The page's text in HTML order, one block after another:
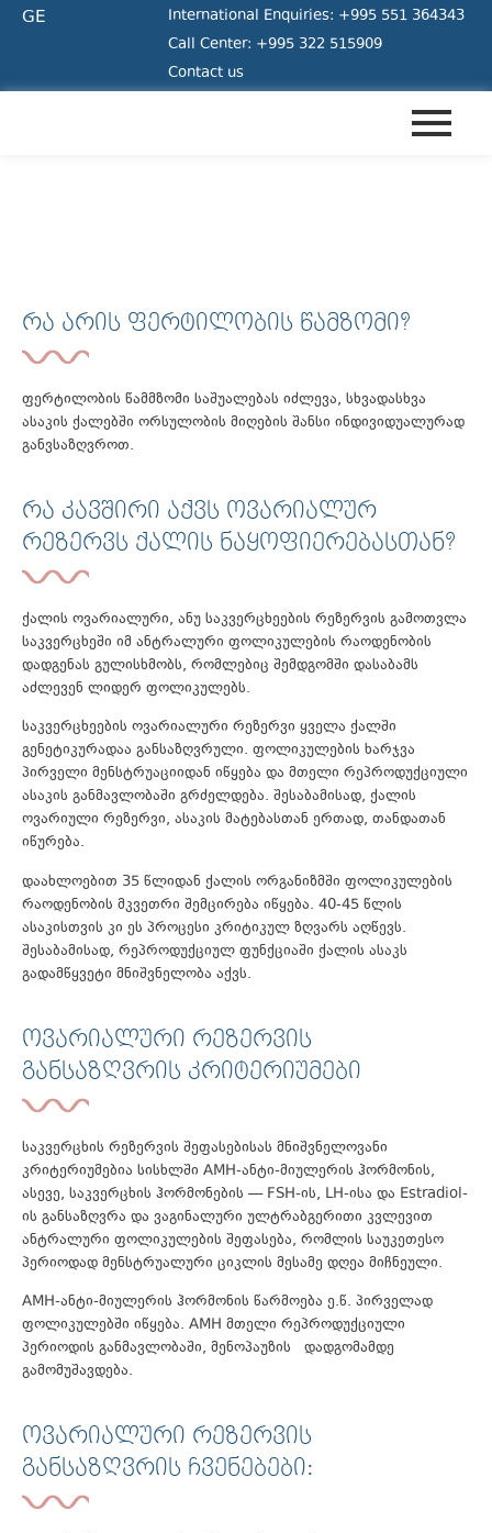
GE
International Enquiries: +995 551 364343
Call Center: +995 322 515909
Contact us
ᲠᲐ ᲐᲠᲘᲡ ᲤᲔᲠᲢᲘᲚᲝᲑᲘᲡ ᲬᲐᲛᲖᲝᲛᲘ?
ფერტილობის წამმზომი საშუალებას იძლევა, სხვადასხვა
ასაკის ქალებში ორსულობის მიღების შანსი ინდივიდუალურად
განვსაზღვროთ.
ᲠᲐ ᲙᲐᲕᲨᲘᲠᲘ ᲐᲥᲕᲡ ᲝᲕᲐᲠᲘᲐᲚᲣᲠ
ᲠᲔᲖᲔᲠᲕᲡ ᲥᲐᲚᲘᲡ ᲜᲐᲧᲝᲤᲘᲔᲠᲔᲑᲐᲡᲗᲐᲜ?
ქალის ოვარიალური, ანუ საკვერცხეების რეზერვის გამოთვლა
საკვერცხეში იმ ანტრალური ფოლიკულების რაოდენობის
დადგენას გულისხმობს, რომლებიც შემდგომში დასაბამს
აძლევენ ლიდერ ფოლიკულებს.
საკვერცხეების ოვარიალური რეზერვი ყველა ქალში
გენეტიკურადაა განსაზღვრული. ფოლიკულების ხარჯვა
პირველი მენსტრუაციიდან იწყება და მთელი რეპროდუქციული
ასაკის განმავლობაში გრძელდება. შესაბამისად, ქალის
ოვარიული რეზერვი, ასაკის მატებასთან ერთად, თანდათან
იწურება.
დაახლოებით 35 წლიდან ქალის ორგანიზმში ფოლიკულების
რაოდენობის მკვეთრი შემცირება იწყება. 40-45 წლის
ასაკისთვის კი ეს პროცესი კრიტიკულ ზღვარს აღწევს.
შესაბამისად, რეპროდუქციულ ფუნქციაში ქალის ასაკს
გადამწყვეტი მნიშვნელობა აქვს.
ᲝᲕᲐᲠᲘᲐᲚᲣᲠᲘ ᲠᲔᲖᲔᲠᲕᲘᲡ
ᲒᲐᲜᲡᲐᲖᲦᲕᲠᲘᲡ ᲙᲠᲘᲢᲔᲠᲘᲣᲛᲔᲑᲘ
საკვერცხის რეზერვის შეფასებისას მნიშვნელოვანი
კრიტერიუმებია სისხლში AMH-ანტი-მიულერის ჰორმონის,
ასევე, საკვერცხის ჰორმონების — FSH-ის, LH-ისა და Estradiol-
ის განსაზღვრა და ვაგინალური ულტრაბგერითი კვლევით
ანტრალური ფოლიკულების შეფასება, რომლის საუკეთესო
პერიოდად მენსტრუალური ციკლის მესამე დღეა მიჩნეული.
AMH-ანტი-მიულერის ჰორმონის წარმოება ე.წ. პირველად
ფოლიკულებში იწყება. AMH მთელი რეპროდუქციული
პერიოდის განმავლობაში, მენოპაუზის დადგომამდე
გამომუშავდება.
ᲝᲕᲐᲠᲘᲐᲚᲣᲠᲘ ᲠᲔᲖᲔᲠᲕᲘᲡ
ᲒᲐᲜᲡᲐᲖᲦᲕᲠᲘᲡ ᲩᲕᲔᲜᲔᲑᲔᲑᲘ: